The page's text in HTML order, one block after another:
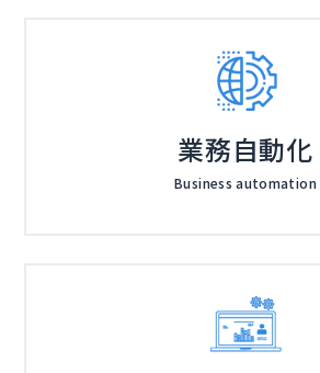
業務自動化
Business automation